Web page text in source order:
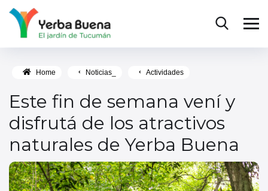
Home Noticias_ Actividades
Este fin de semana vení y
disfrutá de los atractivos
naturales de Yerba Buena